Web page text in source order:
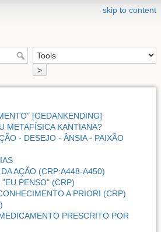
skip to content
>
[GEDANKENDING]
METAFÍSICA KANTIANA?
- DESEJO - ÂNSIA - PAIXÃO
AÇÃO (CRP:A448-A450)
PENSO" (CRP)
A PRIORI (CRP)
PRESCRITO POR